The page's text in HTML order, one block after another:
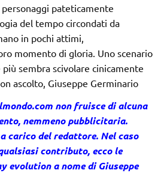
pateticamente
del tempo circondati da
in pochi attimi,
momento di gloria. Uno scenario
sembra scivolare cinicamente
ascolto, Giuseppe Germinario
non fruisce di alcuna
nemmeno pubblicitaria.
carico del redattore. Nel caso
contributo, ecco le
evolution a nome di Giuseppe